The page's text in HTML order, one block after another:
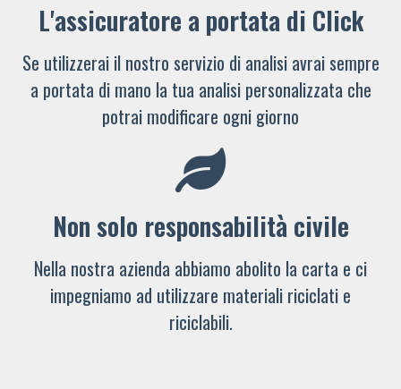
L'assicuratore a portata di Click
Se utilizzerai il nostro servizio di analisi avrai sempre
a portata di mano la tua analisi personalizzata che
potrai modificare ogni giorno
Non solo responsabilità civile
Nella nostra azienda abbiamo abolito la carta e ci
impegniamo ad utilizzare materiali riciclati e
riciclabili.